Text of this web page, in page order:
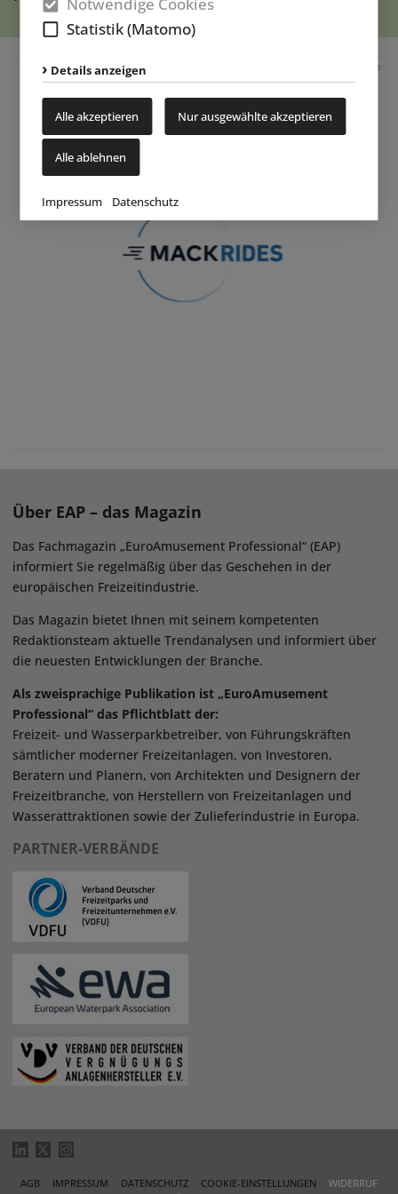
Statistik (Matomo)
Details anzeigen
Alle akzeptieren Nur ausgewählte akzeptieren
Alle ablehnen
Impressum Datenschutz
Anzeige
Über EAP – das Magazin
Das Fachmagazin „EuroAmusement Professional“ (EAP)
informiert Sie regelmäßig über das Geschehen in der
europäischen Freizeitindustrie.
Das Magazin bietet Ihnen mit seinem kompetenten
Redaktionsteam aktuelle Trendanalysen und informiert über
die neuesten Entwicklungen der Branche.
Als zweisprachige Publikation ist „EuroAmusement
Professional“ das Pflichtblatt der:
Freizeit- und Wasserparkbetreiber, von Führungskräften
sämtlicher moderner Freizeitanlagen, von Investoren,
Beratern und Planern, von Architekten und Designern der
Freizeitbranche, von Herstellern von Freizeitanlagen und
Wasserattraktionen sowie der Zulieferindustrie in Europa.
PARTNER-VERBÄNDE
AGB IMPRESSUM DATENSCHUTZ COOKIE-EINSTELLUNGEN
WIDERRUF